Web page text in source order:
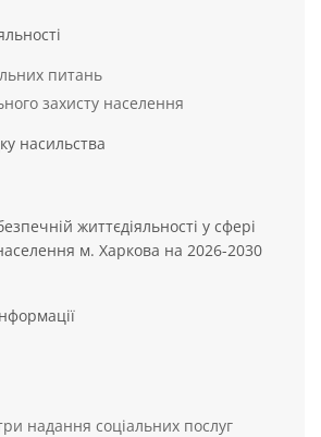
питань
захисту населення
насильства
життєдіяльності у сфері
м. Харкова на 2026-2030
надання соціальних послуг